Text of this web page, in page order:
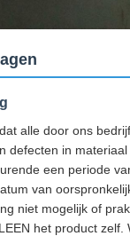
alle door ons
defecten in
een periode
van
niet mogelijk of
het product zelf.